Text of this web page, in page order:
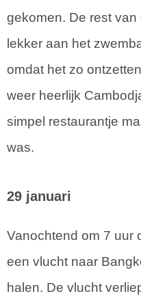
gekomen. De rest
lekker aan het
omdat het zo
weer heerlijk
simpel restaurantje
was.
29 januari
Vanochtend om 7 uur
een vlucht naar
halen. De vlucht